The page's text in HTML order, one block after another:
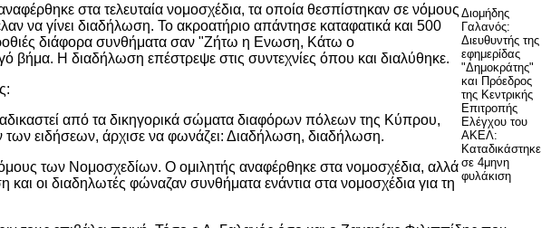
Διομήδης
Γαλανός:
Διευθυντής της
εφημερίδας
"Δημοκράτης"
και Πρόεδρος
της Κεντρικής
Επιτροπής
Ελέγχου του
ΑΚΕΛ:
Καταδικάστηκε
σε 4μηνη
φυλάκιση
στα τελευταία νομοσχέδια, τα οποία θεσπίστηκαν σε νόμους
να γίνει διαδήλωση. Το ακροατήριο απάντησε καταφατικά και 500
διάφορα συνθήματα σαν "Ζήτω η Ενωση, Κάτω ο
Η διαδήλωση επέστρεψε στις συντεχνίες όπου και διαλύθηκε.
από τα δικηγορικά σώματα διαφόρων πόλεων της Κύπρου,
των ειδήσεων, άρχισε να φωνάζει: Διαδήλωση, διαδήλωση.
των Νομοσχεδίων. Ο ομιλητής αναφέρθηκε στα νομοσχέδια, αλλά
οι διαδηλωτές φώναζαν συνθήματα ενάντια στα νομοσχέδια για τη